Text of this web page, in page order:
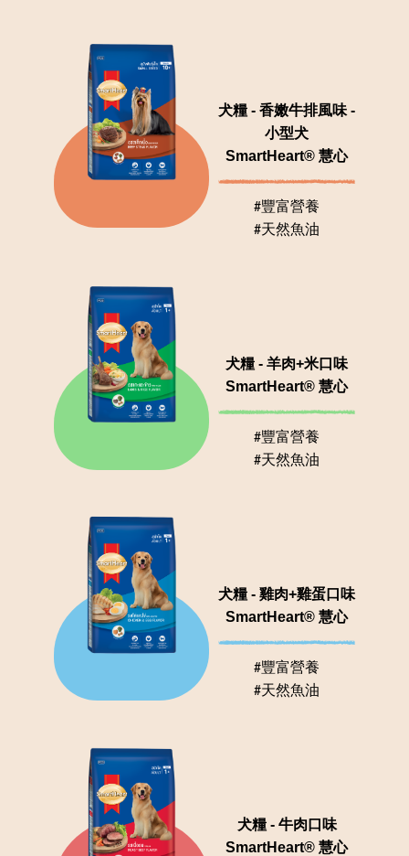
犬糧 - 香嫩牛排風味 -
小型犬
SmartHeart® 慧心
#豐富營養
#天然魚油
犬糧 - 羊肉+米口味
SmartHeart® 慧心
#豐富營養
#天然魚油
犬糧 - 雞肉+雞蛋口味
SmartHeart® 慧心
#豐富營養
#天然魚油
犬糧 - 牛肉口味
SmartHeart® 慧心